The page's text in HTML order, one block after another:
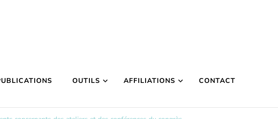
OUTILS AFFILIATIONS CONTACT